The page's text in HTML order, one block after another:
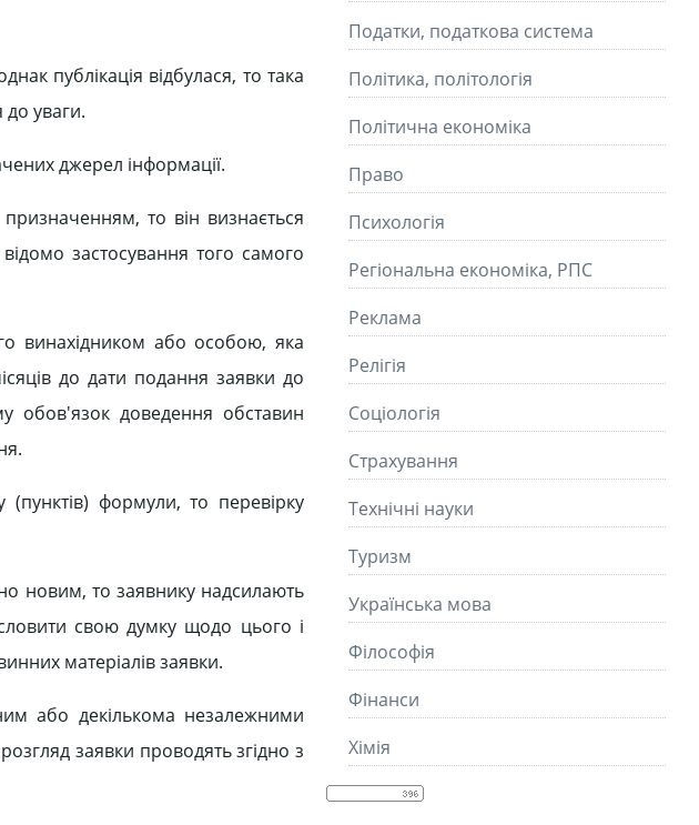
публікація відбулася, то така
до уваги.
джерел інформації.
то він визнається
застосування того самого
винахідником або особою, яка
до дати подання заявки до
обов'язок доведення обставин
формули, то перевірку
новим, то заявнику надсилають
свою думку щодо цього і
матеріалів заявки.
або декількома незалежними
заявки проводять згідно з
Податки, податкова система
Політика, політологія
Політична економіка
Право
Психологія
Регіональна економіка, РПС
Реклама
Релігія
Соціологія
Страхування
Технічні науки
Туризм
Українська мова
Філософія
Фінанси
Хімія